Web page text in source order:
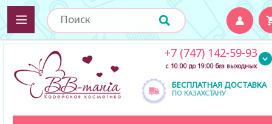
БЕСПЛАТНАЯ ДОСТАВКА
ПО КАЗАХСТАНУ
+7 (747) 142-59-93
с 10:00 до 19:00 без выходных